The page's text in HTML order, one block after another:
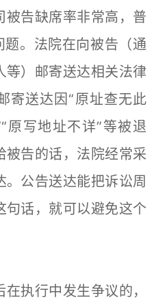
告缺席率非常高，普
题。法院在向被告（通
等）邮寄送达相关法律
寄送达因“原址查无此
原写地址不详”等被退
被告的话，法院经常采
。公告送达能把诉讼周
句话，就可以避免这个
执行中发生争议的，